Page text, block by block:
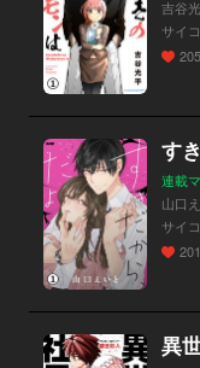
吉谷
サイコ
す
連載
山口
サイコ
異